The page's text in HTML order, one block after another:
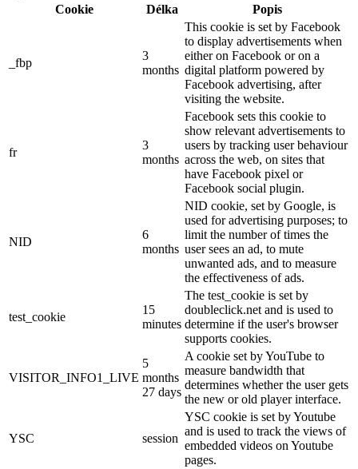
Cookie
Délka Popis
_fbp
3
months
This cookie is set by Facebook
to display advertisements when
either on Facebook or on a
digital platform powered by
Facebook advertising, after
visiting the website.
fr
3
months
Facebook sets this cookie to
show relevant advertisements to
users by tracking user behaviour
across the web, on sites that
have Facebook pixel or
Facebook social plugin.
NID
6
months
NID cookie, set by Google, is
used for advertising purposes; to
limit the number of times the
user sees an ad, to mute
unwanted ads, and to measure
the effectiveness of ads.
test_cookie
15
minutes
The test_cookie is set by
doubleclick.net and is used to
determine if the user's browser
supports cookies.
VISITOR_INFO1_LIVE
5
months
27 days
A cookie set by YouTube to
measure bandwidth that
determines whether the user gets
the new or old player interface.
YSC session
YSC cookie is set by Youtube
and is used to track the views of
embedded videos on Youtube
pages.